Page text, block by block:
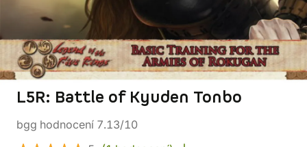
L5R: Battle of Kyuden Tonbo
bgg hodnocení 7.13/10